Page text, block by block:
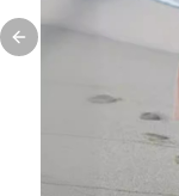
Previous slide